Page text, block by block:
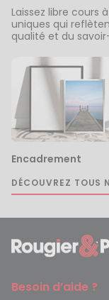
Laissez libre cours
uniques qui
qualité et du
Encadrement
DÉCOUVREZ TOUS
Besoin d’aide ?